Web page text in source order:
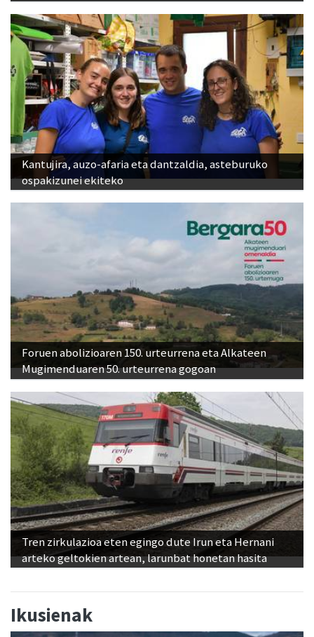
Kantujira, auzo-afaria eta dantzaldia, asteburuko
ospakizunei ekiteko
Foruen abolizioaren 150. urteurrena eta Alkateen
Mugimenduaren 50. urteurrena gogoan
Tren zirkulazioa eten egingo dute Irun eta Hernani
arteko geltokien artean, larunbat honetan hasita
Ikusienak